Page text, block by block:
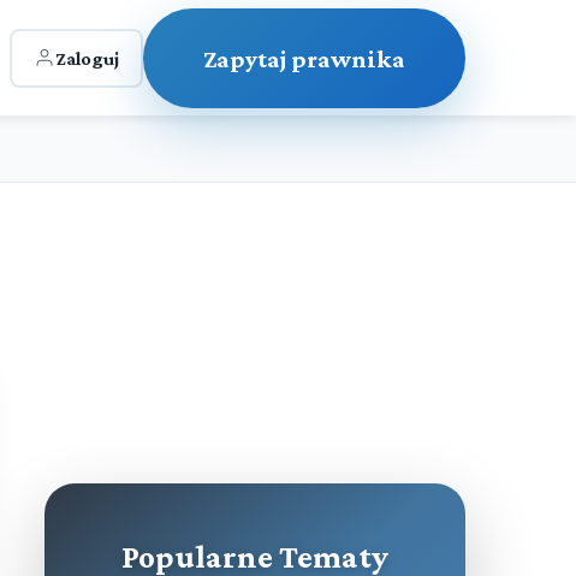
Zaloguj Zapytaj prawnika
Popularne Tematy